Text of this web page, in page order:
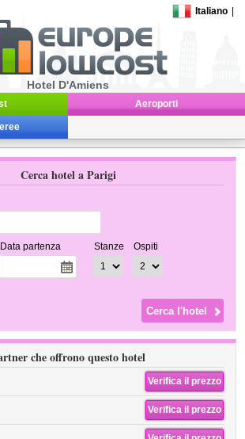
Italiano
Hotel D'Amiens
Aeroporti
Cerca hotel a Parigi
Data partenza Stanze Ospiti
che offrono questo hotel
Verifica il prezzo
Verifica il prezzo